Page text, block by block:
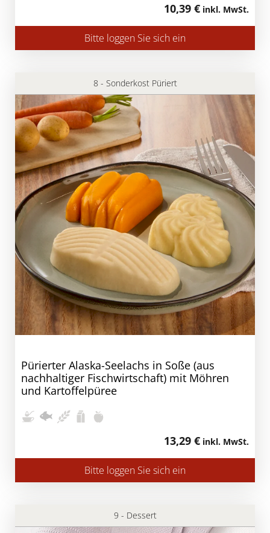
10,39 € inkl. MwSt.
Bitte loggen Sie sich ein
8 - Sonderkost Püriert
Pürierter Alaska-Seelachs in Soße (aus
nachhaltiger Fischwirtschaft) mit Möhren
und Kartoffelpüree
13,29 € inkl. MwSt.
Bitte loggen Sie sich ein
9 - Dessert